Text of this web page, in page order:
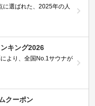
に選ばれた、2025年の人
キング2026
より、全国No.1サウナが
クーポン